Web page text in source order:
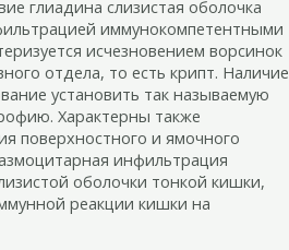
глиадина слизистая оболочка
иммунокомпетентными
исчезновением ворсинок
отдела, то есть крипт. Наличие
установить так называемую
Характерны также
поверхностного и ямочного
инфильтрация
оболочки тонкой кишки,
реакции кишки на